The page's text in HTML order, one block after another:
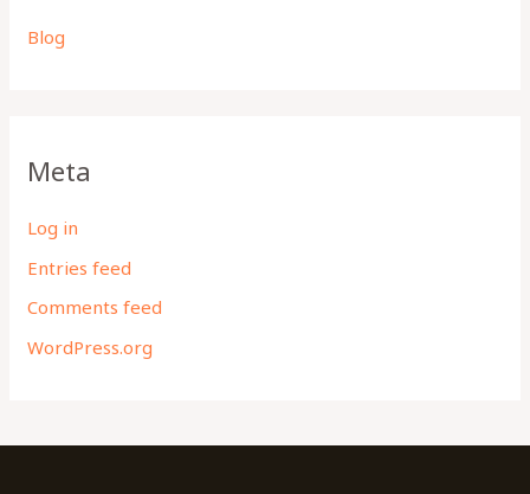
Blog
Meta
Log in
Entries feed
Comments feed
WordPress.org